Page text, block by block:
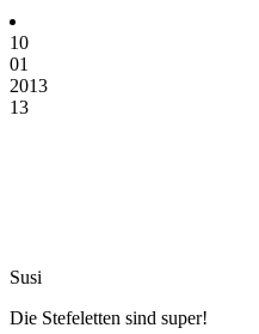
10
01
2013
13
Susi
Die Stefeletten sind super!